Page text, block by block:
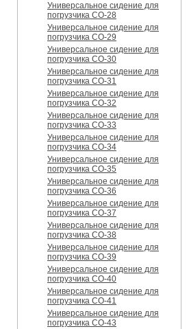
Универсальное сидение для
погрузчика CO-28
Универсальное сидение для
погрузчика CO-29
Универсальное сидение для
погрузчика CO-30
Универсальное сидение для
погрузчика CO-31
Универсальное сидение для
погрузчика CO-32
Универсальное сидение для
погрузчика CO-33
Универсальное сидение для
погрузчика CO-34
Универсальное сидение для
погрузчика CO-35
Универсальное сидение для
погрузчика CO-36
Универсальное сидение для
погрузчика CO-37
Универсальное сидение для
погрузчика CO-38
Универсальное сидение для
погрузчика CO-39
Универсальное сидение для
погрузчика CO-40
Универсальное сидение для
погрузчика CO-41
Универсальное сидение для
погрузчика CO-43